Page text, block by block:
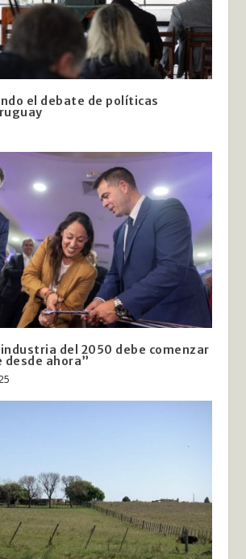
el debate de políticas
industria del 2050 debe comenzar
ahora”